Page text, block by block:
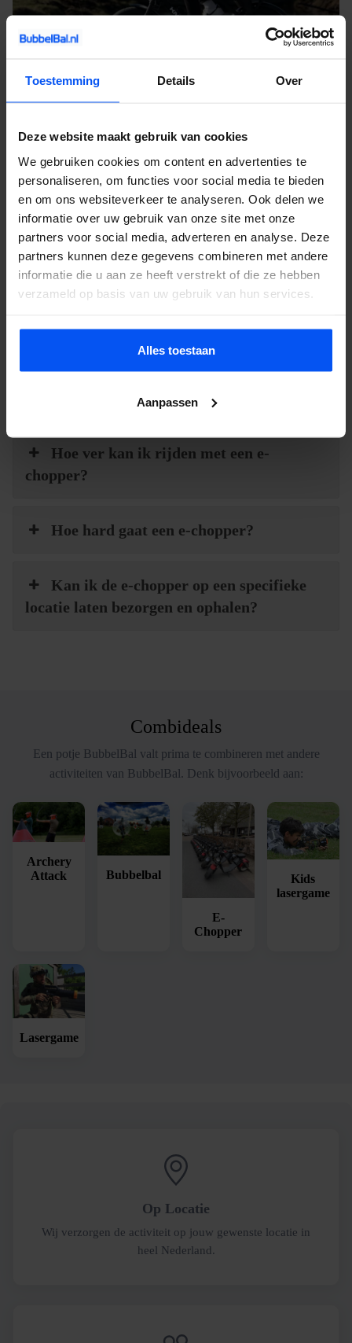
Toestemming Details Over
Deze website maakt gebruik van cookies
We gebruiken cookies om content en advertenties te
personaliseren, om functies voor social media te bieden
en om ons websiteverkeer te analyseren. Ook delen we
informatie over uw gebruik van onze site met onze
partners voor social media, adverteren en analyse. Deze
partners kunnen deze gegevens combineren met andere
informatie die u aan ze heeft verstrekt of die ze hebben
verzameld op basis van uw gebruik van hun services.
Alles toestaan
Aanpassen
Contact en informatie
Ook een activiteit huren voor jouw uitje? Of heb je nog vragen
over onze activiteiten, service of prijzen? Vul hetcontactformulier
in. Dan nemen wij zo snel mogelijk contact met je op. Wij
vertellen je alles over de mogelijkheden en denken graag met je
mee.
Wat is een e-chopper?
Moet je een rijbewijs hebben om een e-
chopper te huren?
Hoe ver kan ik rijden met een e-
chopper?
Hoe hard gaat een e-chopper?
Kan ik de e-chopper op een specifieke
locatie laten bezorgen en ophalen?
Combideals
Een potje BubbelBal valt prima te combineren met andere
activiteiten van BubbelBal. Denk bijvoorbeeld aan:
Archery
Attack
Bubbelbal
E-
Chopper
Kids
lasergame
Lasergame
Op Locatie
Wij verzorgen de activiteit op jouw gewenste locatie in
heel Nederland.